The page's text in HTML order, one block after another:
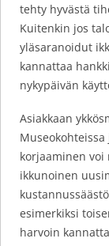
tehty hyvästä
Kuitenkin jos
yläsaranoidut
kannattaa
nykypäivän
Asiakkaan
korjaaminen voi
ikkunoinen
esimerkiksi
harvoin